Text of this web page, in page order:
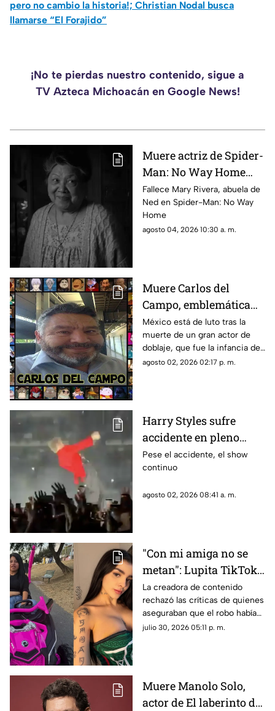
pero no cambio la historia!; Christian Nodal busca
llamarse “El Forajido”
¡No te pierdas nuestro contenido, sigue a
TV Azteca Michoacán en Google News!
Muere actriz de Spider-
Man: No Way Home
por derrame cerebral
Fallece Mary Rivera, abuela de
Ned en Spider-Man: No Way
Home
agosto 04, 2026 10:30 a. m.
Muere Carlos del
Campo, emblemática
voz del doblaje
mexicano, a los 68 años
México está de luto tras la
muerte de un gran actor de
doblaje, que fue la infancia de
muchos
agosto 02, 2026 02:17 p. m.
Harry Styles sufre
accidente en pleno
concierto tras intensa
lluvia en la CDMX
Pese el accidente, el show
continuo
agosto 02, 2026 08:41 a. m.
"Con mi amiga no se
metan": Lupita TikTok
sale en defensa de
Karely Ruiz tras robo
La creadora de contenido
rechazó las críticas de quienes
aseguraban que el robo había
sido un montaje para llamar la
julio 30, 2026 05:11 p. m.
Muere Manolo Solo,
actor de El laberinto del